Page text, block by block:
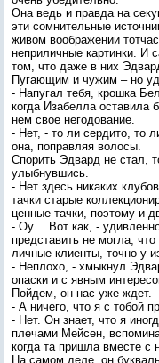
Она ведь и правда на
эти сомнительные
живом воображении
неприличные картинки. И
том, что даже в них
Пугающим и чужим – но
- Напугал тебя, крошка
когда Изабелла оставила
нем свое негодование.
- Нет, - то ли сердито, то
она, поправляя волосы.
Спорить Эдвард не стал,
улыбнувшись.
- Нет здесь никаких
тачки старые
ценные тачки, поэтому и
- Оу… Вот как, -
представить не могла,
личные клиенты, точно у
- Неплохо, - хмыкнул
опаски и с явным
Пойдем, он нас уже ждет.
- А ничего, что я с тобой
- Нет. Он знает, что я
плечами Мейсен,
когда та пришла вместе с
На самом деле, он